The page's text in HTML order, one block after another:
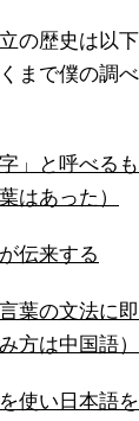
の歴史は以
まで僕の調
」と呼べる
はあった）
伝来する
葉の文法に
方は中国語）
使い日本語